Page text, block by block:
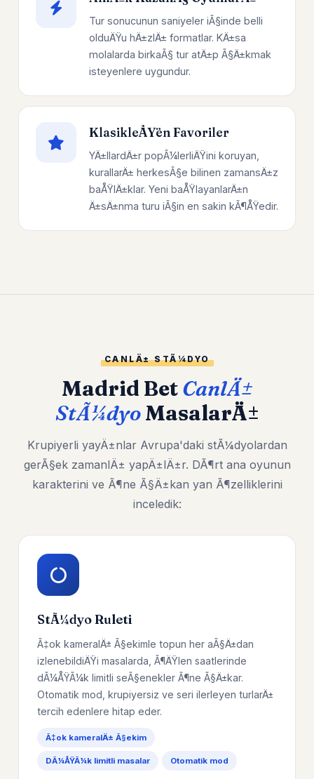
Tur sonucunun saniyeler iÃ§inde belli
olduÄŸu hÄ±zlÄ± formatlar. KÄ±sa
molalarda birkaÃ§ tur atÄ±p Ã§Ä±kmak
isteyenlere uygundur.
KlasikleÅŸen Favoriler
YÄ±llardÄ±r popÃ¼lerliÄŸini koruyan,
kurallarÄ± herkesÃ§e bilinen zamansÄ±z
baÅŸlÄ±klar. Yeni baÅŸlayanlarÄ±n
Ä±sÄ±nma turu iÃ§in en sakin kÃ¶ÅŸedir.
CANLÄ± STÃ¼DYO
Madrid BetCanlÄ±
StÃ¼dyoMasalarÄ±
Krupiyerli yayÄ±nlar Avrupa'daki stÃ¼dyolardan
gerÃ§ek zamanlÄ± yapÄ±lÄ±r. DÃ¶rt ana oyunun
karakterini ve Ã¶ne Ã§Ä±kan yan Ã¶zelliklerini
inceledik:
StÃ¼dyo Ruleti
Ã‡ok kameralÄ± Ã§ekimle topun her aÃ§Ä±dan
izlenebildiÄŸi masalarda, Ã¶ÄŸlen saatlerinde
dÃ¼ÅŸÃ¼k limitli seÃ§enekler Ã¶ne Ã§Ä±kar.
Otomatik mod, krupiyersiz ve seri ilerleyen turlarÄ±
tercih edenlere hitap eder.
Ã‡ok kameralÄ± Ã§ekim
DÃ¼ÅŸÃ¼k limitli masalar Otomatik mod